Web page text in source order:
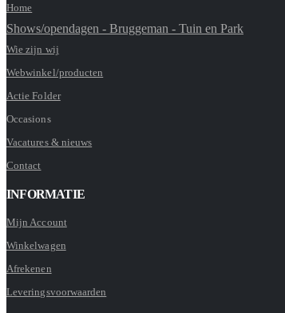
Home
Shows/opendagen - Bruggeman - Tuin en Park
Wie zijn wij
Webwinkel/producten
Actie Folder
Occasions
Vacatures & nieuws
Contact
INFORMATIE
Mijn Account
Winkelwagen
Afrekenen
Leveringsvoorwaarden